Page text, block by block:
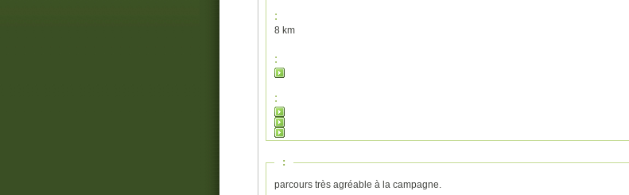
:
8 km
:
:
:
parcours très agréable à la campagne.